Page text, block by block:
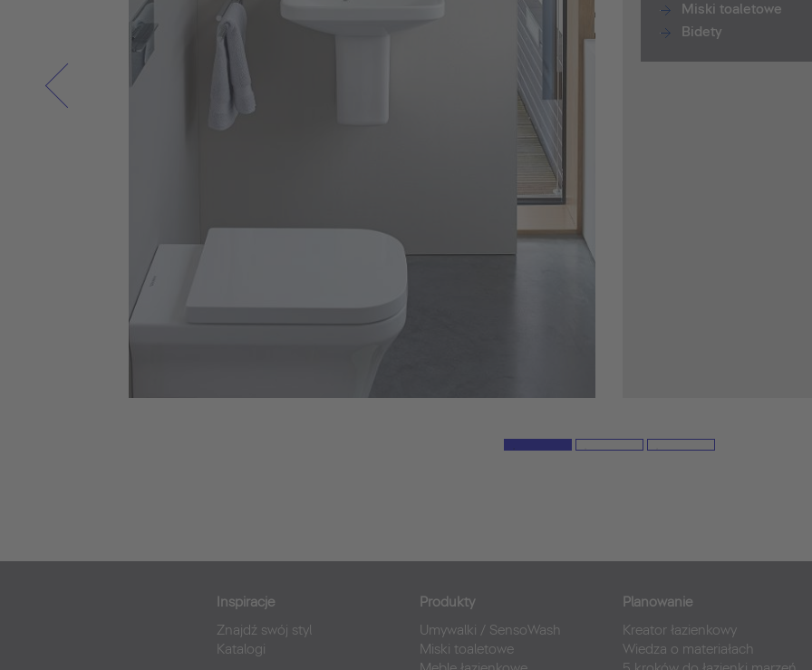
Miski toaletowe
Bidety
Inspiracje
Znajdź swój styl
Katalogi
Produkty
Umywalki / SensoWash
Miski toaletowe
Planowanie
Kreator łazienkowy
Wiedza o materiałach